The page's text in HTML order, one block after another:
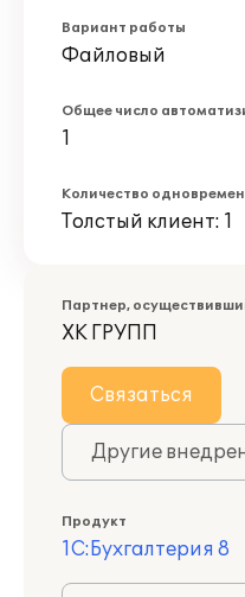
Вариант работы
Файловый
Общее число
1
Количество
Толстый клиент: 1
Партнер,
ХК ГРУПП
Связаться
Другие
Продукт
1С:Бухгалтерия 8